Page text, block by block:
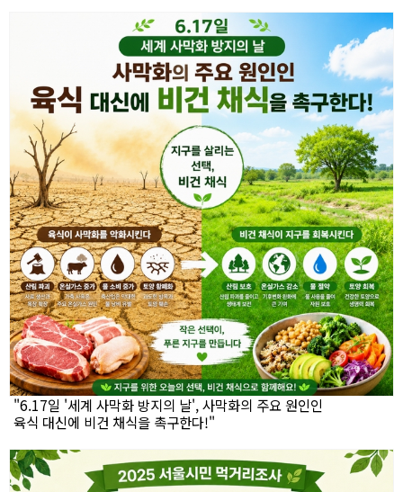
"6.17일 '세계 사막화 방지의 날', 사막화의 주요 원인인
육식 대신에 비건 채식을 촉구한다!"